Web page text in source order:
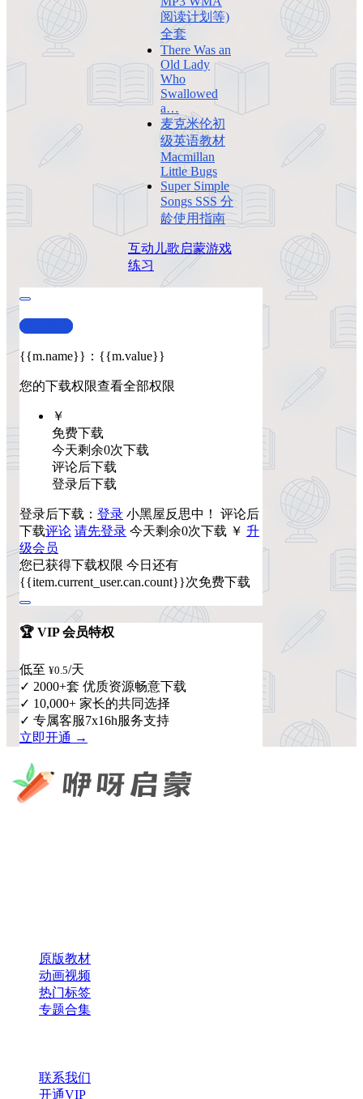
阅读计划等)
全套
There Was an
Old Lady
Who
Swallowed
a…
麦克米伦初
级英语教材
Macmillan
Little Bugs
Super Simple
Songs SSS 分
龄使用指南
互动 儿歌启蒙游戏
练习
查看演示
{{m.name}} ： {{m.value}}
您的下载权限查看全部权限
￥
免费下载
今天剩余0次下载
评论后下载
登录后下载
登录后下载： 登录 小黑屋反思中！ 评论后
下载评论 请先登录 今天剩余0次下载 ￥ 升
级会员
您已获得下载权限 今日还有
{{item.current_user.can.count}}次免费下载
🏆 VIP 会员特权
低至 ¥0.5/天
✓ 2000+套 优质资源畅意下载
✓ 10,000+ 家长的共同选择
✓ 专属客服7x16h服务支持
立即开通 →
原版教材
动画视频
热门标签
专题合集
联系我们
开通VIP